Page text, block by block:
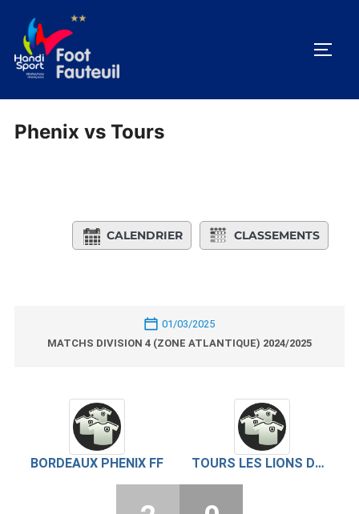
contenu
Phenix vs Tours
CALENDRIER CLASSEMENTS
01/03/2025
MATCHS DIVISION 4 (ZONE ATLANTIQUE) 2024/2025
BORDEAUX PHENIX FF TOURS LES LIONS DU FASS